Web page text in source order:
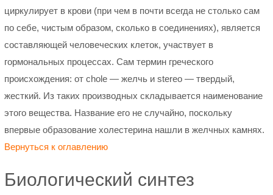
циркулирует в крови (при чем в почти всегда не столько сам
по себе, чистым образом, сколько в соединениях), является
составляющей человеческих клеток, участвует в
гормональных процессах. Сам термин греческого
происхождения: от chole — желчь и stereo — твердый,
жесткий. Из таких производных складывается наименование
этого вещества. Название его не случайно, поскольку
впервые образование холестерина нашли в желчных камнях.
Вернуться к оглавлению
Биологический синтез